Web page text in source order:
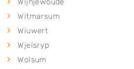
Witmarsum
Wiuwert
Wjelsryp
Wolsum